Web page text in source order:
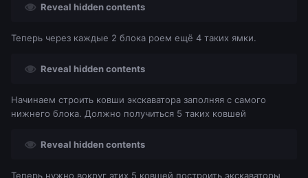
Reveal hidden contents
Теперь через каждые 2 блока роем ещё 4 таких ямки.
Reveal hidden contents
Начинаем строить ковши экскаватора заполняя с самого
нижнего блока. Должно получиться 5 таких ковшей
Reveal hidden contents
Теперь нужно вокруг этих 5 ковшей построить экскаваторы